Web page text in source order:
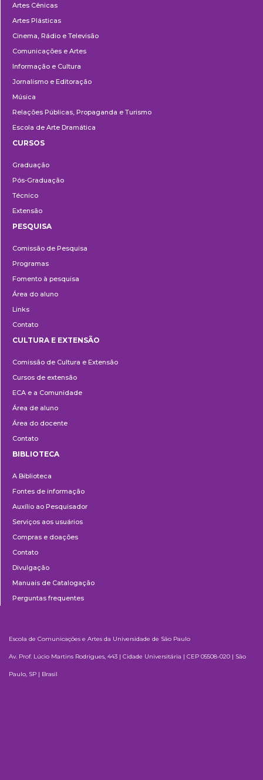
Artes Cênicas
Artes Plásticas
Cinema, Rádio e Televisão
Comunicações e Artes
Informação e Cultura
Jornalismo e Editoração
Música
Relações Públicas, Propaganda e Turismo
Escola de Arte Dramática
CURSOS
Graduação
Pós-Graduação
Técnico
Extensão
PESQUISA
Comissão de Pesquisa
Programas
Fomento à pesquisa
Área do aluno
Links
Contato
e
Extensão
CULTURA E EXTENSÃO
Comissão de Cultura e Extensão
Cursos de extensão
ECA e a Comunidade
Área de aluno
Área do docente
Contato
BIBLIOTECA
A Biblioteca
Fontes de informação
Auxílio ao Pesquisador
Serviços aos usuários
Compras e doações
Contato
Divulgação
Manuais de Catalogação
Perguntas frequentes
Escola de Comunicações e Artes da Universidade de São Paulo
Av. Prof. Lúcio Martins Rodrigues, 443 | Cidade Universitária | CEP 05508-020 | São
Paulo, SP | Brasil